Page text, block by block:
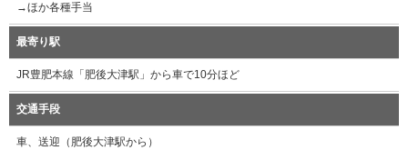
→ほか各種手当
最寄り駅
JR豊肥本線「肥後大津駅」から車で10分ほど
交通手段
車、送迎（肥後大津駅から）